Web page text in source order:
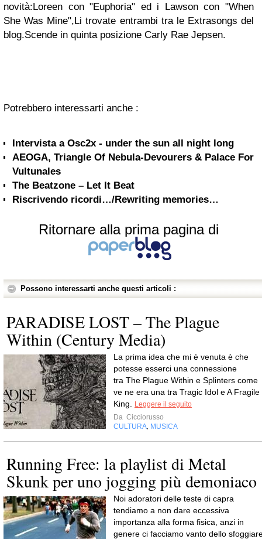
novità:Loreen con "Euphoria" ed i Lawson con "When
She Was Mine",Li trovate entrambi tra le Extrasongs del
blog.Scende in quinta posizione Carly Rae Jepsen.
Potrebbero interessarti anche :
Intervista a Osc2x - under the sun all night long
AEOGA, Triangle Of Nebula-Devourers & Palace For
Vultunales
The Beatzone – Let It Beat
Riscrivendo ricordi…/Rewriting memories…
Ritornare alla prima pagina di
Possono interessarti anche questi articoli :
PARADISE LOST – The Plague
Within (Century Media)
La prima idea che mi è venuta è che
potesse esserci una connessione
tra The Plague Within e Splinters come
ve ne era una tra Tragic Idol e A Fragile
King.
Leggere il seguito
Da Cicciorusso
CULTURA MUSICA
Running Free: la playlist di Metal
Skunk per uno jogging più demoniaco
Noi adoratori delle teste di capra
tendiamo a non dare eccessiva
importanza alla forma fisica, anzi in
genere ci facciamo vanto dello